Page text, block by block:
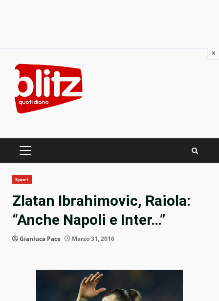
content
PRIMARY
Sport
Zlatan Ibrahimovic, Raiola:
“Anche Napoli e Inter…”
Gianluca Pace Marzo 31, 2016
×